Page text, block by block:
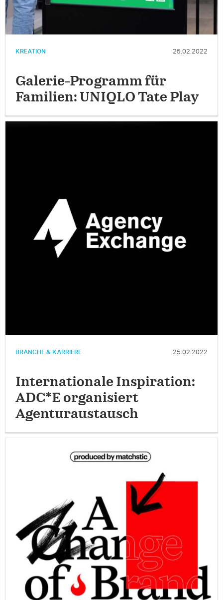
KREATION 25.02.2022
Galerie-Programm für
Familien: UNIQLO Tate Play
BRANCHE & KARRIERE 25.02.2022
Internationale Inspiration:
ADC*E organisiert
Agenturaustausch